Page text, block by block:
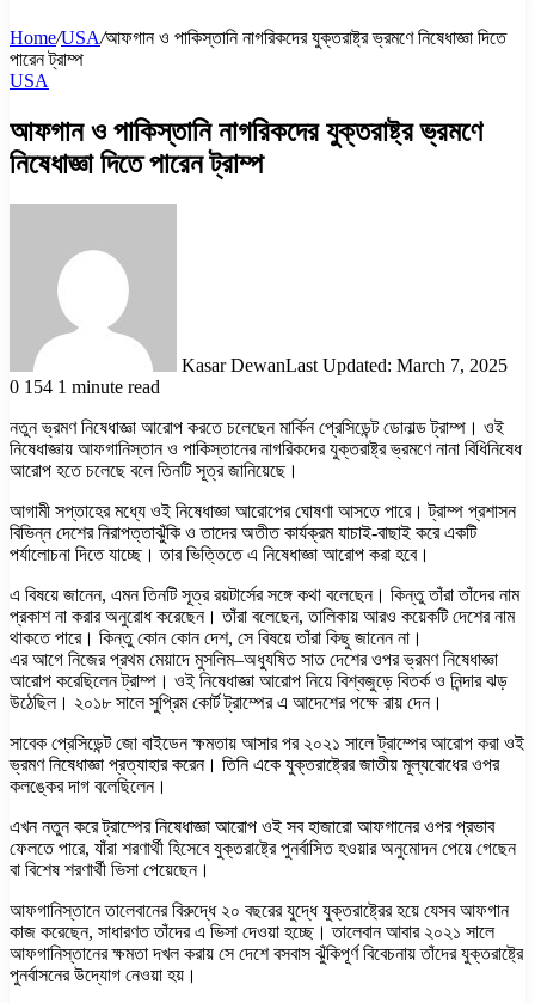
Home/USA/আফগান ও পাকিস্তানি নাগরিকদের যুক্তরাষ্ট্র ভ্রমণে নিষেধাজ্ঞা দিতে
পারেন ট্রাম্প
USA
আফগান ও পাকিস্তানি নাগরিকদের যুক্তরাষ্ট্র ভ্রমণে
নিষেধাজ্ঞা দিতে পারেন ট্রাম্প
Kasar DewanLast Updated: March 7, 2025
0 154 1 minute read
নতুন ভ্রমণ নিষেধাজ্ঞা আরোপ করতে চলেছেন মার্কিন প্রেসিডেন্ট ডোনাল্ড ট্রাম্প। ওই
নিষেধাজ্ঞায় আফগানিস্তান ও পাকিস্তানের নাগরিকদের যুক্তরাষ্ট্র ভ্রমণে নানা বিধিনিষেধ
আরোপ হতে চলেছে বলে তিনটি সূত্র জানিয়েছে।
আগামী সপ্তাহের মধ্যে ওই নিষেধাজ্ঞা আরোপের ঘোষণা আসতে পারে। ট্রাম্প প্রশাসন
বিভিন্ন দেশের নিরাপত্তাঝুঁকি ও তাদের অতীত কার্যক্রম যাচাই-বাছাই করে একটি
পর্যালোচনা দিতে যাচ্ছে। তার ভিত্তিতে এ নিষেধাজ্ঞা আরোপ করা হবে।
এ বিষয়ে জানেন, এমন তিনটি সূত্র রয়টার্সের সঙ্গে কথা বলেছেন। কিন্তু তাঁরা তাঁদের নাম
প্রকাশ না করার অনুরোধ করেছেন। তাঁরা বলেছেন, তালিকায় আরও কয়েকটি দেশের নাম
থাকতে পারে। কিন্তু কোন কোন দেশ, সে বিষয়ে তাঁরা কিছু জানেন না।
এর আগে নিজের প্রথম মেয়াদে মুসলিম–অধ্যুষিত সাত দেশের ওপর ভ্রমণ নিষেধাজ্ঞা
আরোপ করেছিলেন ট্রাম্প। ওই নিষেধাজ্ঞা আরোপ নিয়ে বিশ্বজুড়ে বিতর্ক ও নিন্দার ঝড়
উঠেছিল। ২০১৮ সালে সুপ্রিম কোর্ট ট্রাম্পের এ আদেশের পক্ষে রায় দেন।
সাবেক প্রেসিডেন্ট জো বাইডেন ক্ষমতায় আসার পর ২০২১ সালে ট্রাম্পের আরোপ করা ওই
ভ্রমণ নিষেধাজ্ঞা প্রত্যাহার করেন। তিনি একে যুক্তরাষ্ট্রের জাতীয় মূল্যবোধের ওপর
কলঙ্কের দাগ বলেছিলেন।
এখন নতুন করে ট্রাম্পের নিষেধাজ্ঞা আরোপ ওই সব হাজারো আফগানের ওপর প্রভাব
ফেলতে পারে, যাঁরা শরণার্থী হিসেবে যুক্তরাষ্ট্রে পুনর্বাসিত হওয়ার অনুমোদন পেয়ে গেছেন
বা বিশেষ শরণার্থী ভিসা পেয়েছেন।
আফগানিস্তানে তালেবানের বিরুদ্ধে ২০ বছরের যুদ্ধে যুক্তরাষ্ট্রের হয়ে যেসব আফগান
কাজ করেছেন, সাধারণত তাঁদের এ ভিসা দেওয়া হচ্ছে। তালেবান আবার ২০২১ সালে
আফগানিস্তানের ক্ষমতা দখল করায় সে দেশে বসবাস ঝুঁকিপূর্ণ বিবেচনায় তাঁদের যুক্তরাষ্ট্রে
পুনর্বাসনের উদ্যোগ নেওয়া হয়।